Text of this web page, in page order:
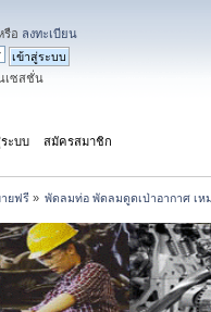
รือ ลงทะเบียน
เซสชั่น
ะบบ สมัครสมาชิก
ยฟรี» พัดลมท่อ พัดลมดูดเป่าอากาศ เห